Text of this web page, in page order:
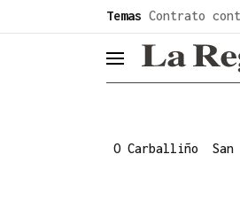
Temas Contrato
header.menu.open
O Carballiño San